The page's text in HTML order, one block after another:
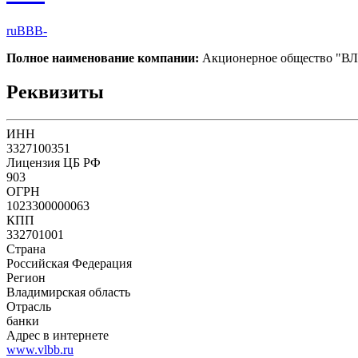
ruBBB-
Полное наименование компании: Акционерное общество
Реквизиты
ИНН
3327100351
Лицензия ЦБ РФ
903
ОГРН
1023300000063
КПП
332701001
Страна
Российская Федерация
Регион
Владимирская область
Отрасль
банки
Адрес в интернете
www.vlbb.ru